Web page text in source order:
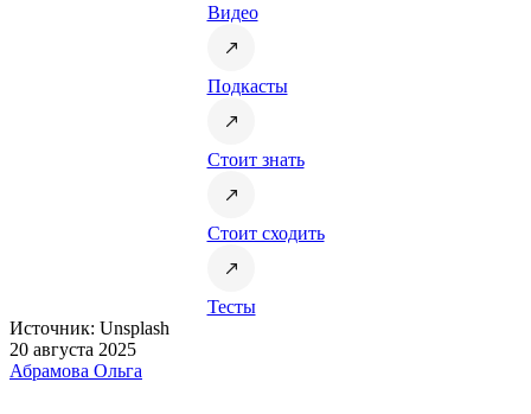
Видео
Подкасты
Стоит знать
Стоит сходить
Тесты
Источник: Unsplash
20 августа 2025
Абрамова Ольга